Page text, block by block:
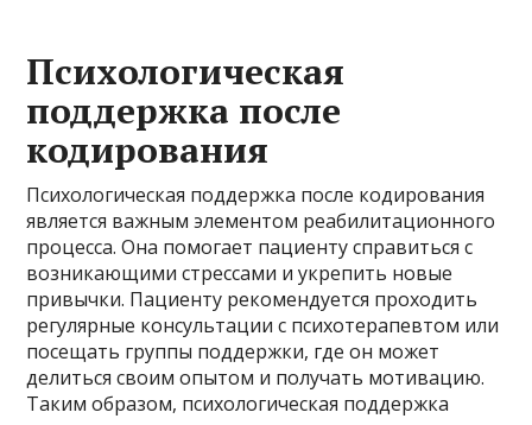
Психологическая
поддержка после
кодирования
Психологическая поддержка после кодирования
является важным элементом реабилитационного
процесса. Она помогает пациенту справиться с
возникающими стрессами и укрепить новые
привычки. Пациенту рекомендуется проходить
регулярные консультации с психотерапевтом или
посещать группы поддержки, где он может
делиться своим опытом и получать мотивацию.
Таким образом, психологическая поддержка